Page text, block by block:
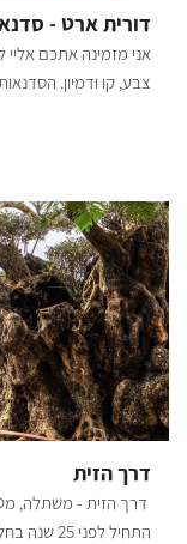
סינגל החוצה את
מפה: *המידע מתוך
דורית ארט -
אני מזמינה אתכם אליי
צבע, קו ודמיון.
באומנות שמתמחה
התרפיה והמודעות,
מקום לאמת הפנימית
צילום: אמנון ארד
דרך הזית
דרך הזית - משתלה,
התחיל